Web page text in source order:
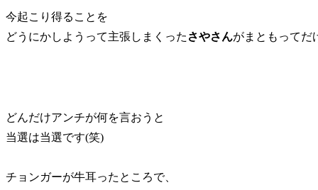
今起こり得ることを
どうにかしようって主張しまくった さやさんがまともってだ
どんだけアンチが何を言おうと
当選は当選です(笑)
チョンガーが牛耳ったところで、